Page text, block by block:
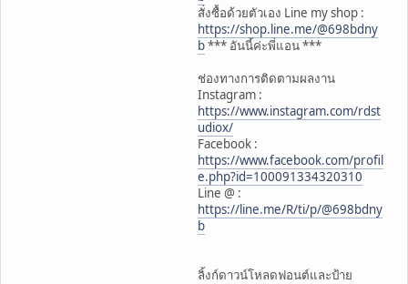
สั่งซื้อด้วยตัวเอง Line my shop :
https://shop.line.me/@698bdny
b*** อันนี้ค่ะพี่แอน ***
ช่องทางการติดตามผลงาน
Instagram :
https://www.instagram.com/rdst
udiox/
Facebook :
https://www.facebook.com/profil
e.php?id=100091334320310
Line @ :
https://line.me/R/ti/p/@698bdny
b
ลิ้งก์ดาวน์โหลดฟอนต์และป้าย